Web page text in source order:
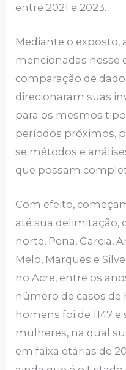
entre 2021 e 2023.
Mediante o exposto,
mencionadas nesse
comparação de
direcionaram suas
para os mesmos
períodos próximos,
se métodos e
que possam
Com efeito,
até sua delimitação,
norte, Pena, Garcia,
Melo, Marques e
no Acre, entre os
número de casos de
homens foi de 1147
mulheres, na qual
em faixa etárias de